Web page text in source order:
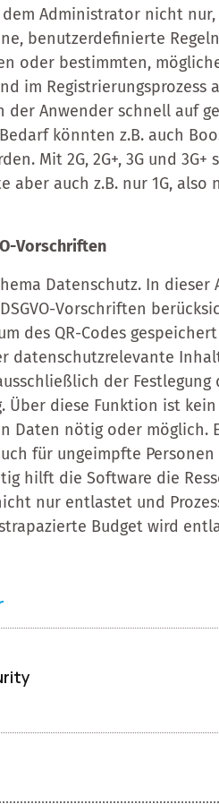
Administrator nicht nur,
benutzerdefinierte
oder bestimmten,
im Registrierungsprozess
Anwender schnell auf
könnten z.B. auch
Mit 2G, 2G+, 3G und
aber auch z.B. nur 1G,
Vorschriften
Datenschutz. In dieser
Vorschriften
des QR-Codes
datenschutzrelevante
der Festlegung
Über diese Funktion ist
Daten nötig oder möglich.
für ungeimpfte
hilft die Software die
nur entlastet und
Budget wird